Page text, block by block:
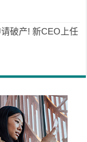
破产! 新CEO上任